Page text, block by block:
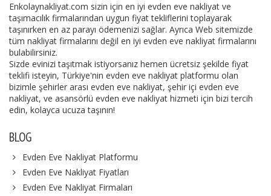
Enkolaynakliyat.com sizin için en iyi evden eve nakliyat ve
taşımacılık firmalarından uygun fiyat tekliflerini toplayarak
taşınırken en az parayı ödemenizi sağlar. Ayrıca Web sitemizde
tüm nakliyat firmalarını değil en iyi evden eve nakliyat firmalarını
bulabilirsiniz.
Sizde evinizi taşıtmak istiyorsanız hemen ücretsiz şekilde fiyat
teklifi isteyin, Türkiye'nin evden eve nakliyat platformu olan
bizimle şehirler arası evden eve nakliyat, şehir içi evden eve
nakliyat, ve asansörlü evden eve nakliyat hizmeti için bizi tercih
edin, kolayca ucuza taşının!
BLOG
Evden Eve Nakliyat Platformu
Evden Eve Nakliyat Fiyatları
Evden Eve Nakliyat Firmaları